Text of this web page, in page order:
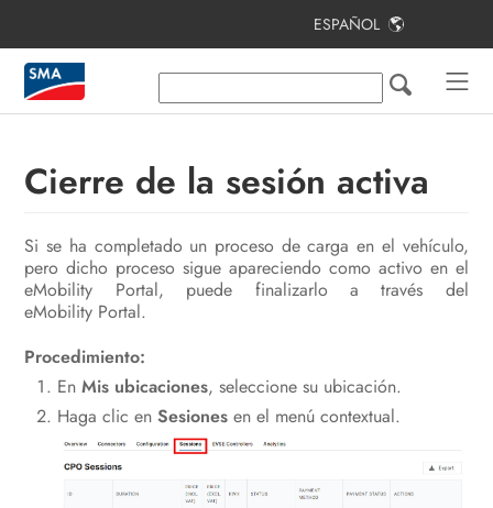
ESPAÑOL
Cierre de la sesión activa
Si se ha completado un proceso de carga en el vehículo,
pero dicho proceso sigue apareciendo como activo en el
eMobility Portal, puede finalizarlo a través del
eMobility Portal.
Procedimiento:
EnMis ubicaciones, seleccione su ubicación.
Haga clic enSesiones en el menú contextual.
Índice
Indicaciones sobre este documento
Vista general del producto
Primeros pasos
Vista general de la interfaz de
usuario
Manejo
Contacto